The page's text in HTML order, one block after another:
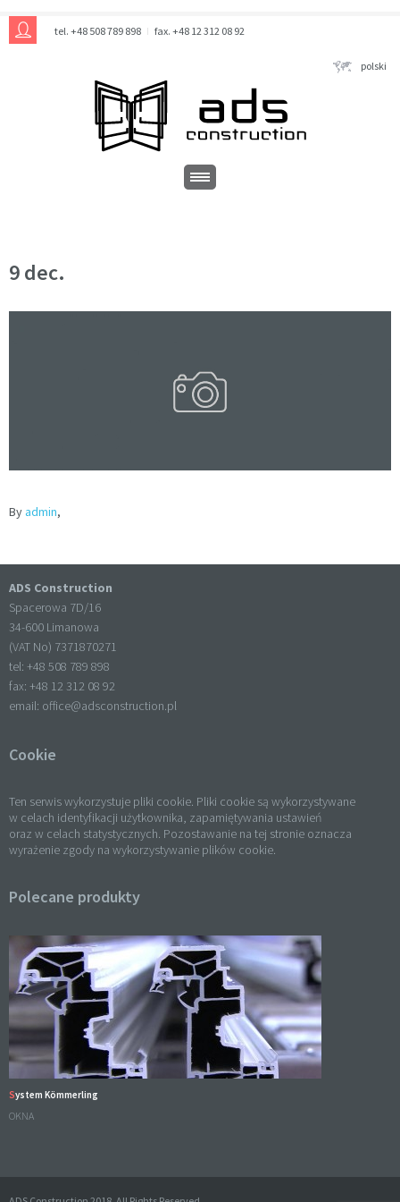
tel. +48 508 789 898 fax. +48 12 312 08 92
polski
9 dec.
Byadmin,
ADS Construction
Spacerowa 7D/16
34-600 Limanowa
(VAT No) 7371870271
tel: +48 508 789 898
fax: +48 12 312 08 92
email: office@adsconstruction.pl
Cookie
Ten serwis wykorzystuje pliki cookie. Pliki cookie są wykorzystywane
w celach identyfikacji użytkownika, zapamiętywania ustawień
oraz w celach statystycznych. Pozostawanie na tej stronie oznacza
wyrażenie zgody na wykorzystywanie plików cookie.
Polecane produkty
System Kömmerling
OKNA